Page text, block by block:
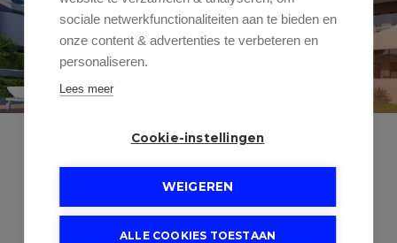
3
SLAAPKAMERS
sociale netwerkfunctionaliteiten aan te bieden en
onze content & advertenties te verbeteren en
personaliseren.
Lees meer
Cookie-instellingen
WEIGEREN
ALLE COOKIES TOESTAAN